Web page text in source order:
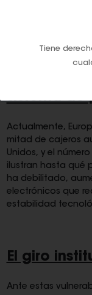
refuerza la idea
sistema de
Actualmente,
mitad de cajeros
Unidos, y el
ilustran hasta qué
ha debilitado,
electrónicos que
estabilidad
El giro
Ante estas
Tiene